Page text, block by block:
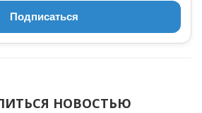
Подписаться
НОВОСТЬЮ